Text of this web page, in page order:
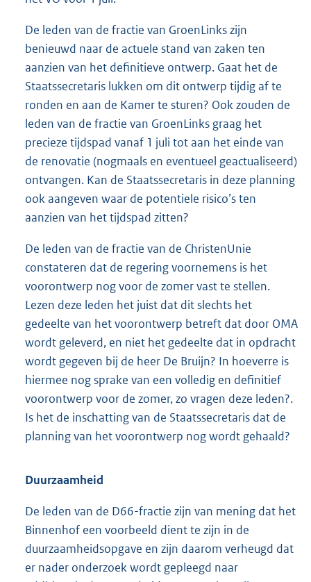
De leden van de fractie van GroenLinks zijn
benieuwd naar de actuele stand van zaken ten
aanzien van het definitieve ontwerp. Gaat het de
Staatssecretaris lukken om dit ontwerp tijdig af te
ronden en aan de Kamer te sturen? Ook zouden de
leden van de fractie van GroenLinks graag het
precieze tijdspad vanaf 1 juli tot aan het einde van
de renovatie (nogmaals en eventueel geactualiseerd)
ontvangen. Kan de Staatssecretaris in deze planning
ook aangeven waar de potentiele risico’s ten
aanzien van het tijdspad zitten?
De leden van de fractie van de ChristenUnie
constateren dat de regering voornemens is het
voorontwerp nog voor de zomer vast te stellen.
Lezen deze leden het juist dat dit slechts het
gedeelte van het voorontwerp betreft dat door OMA
wordt geleverd, en niet het gedeelte dat in opdracht
wordt gegeven bij de heer De Bruijn? In hoeverre is
hiermee nog sprake van een volledig en definitief
voorontwerp voor de zomer, zo vragen deze leden?.
Is het de inschatting van de Staatssecretaris dat de
planning van het voorontwerp nog wordt gehaald?
Duurzaamheid
De leden van de D66-fractie zijn van mening dat het
Binnenhof een voorbeeld dient te zijn in de
duurzaamheidsopgave en zijn daarom verheugd dat
er nader onderzoek wordt gepleegd naar